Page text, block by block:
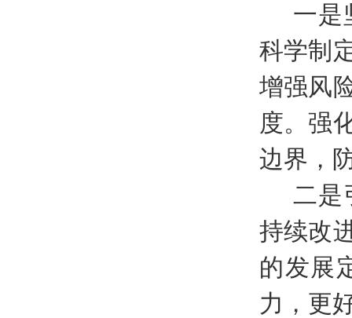
一是
科学制
增强风
度。强
边界，
二是
持续改
的发展
力，更